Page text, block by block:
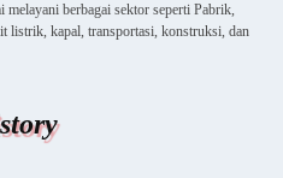
berbagai sektor seperti Pabrik,
listrik, kapal, transportasi, konstruksi, dan